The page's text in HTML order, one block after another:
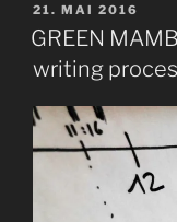
VERÖFFENTLICHT
AM
21. MAI 2016
GREEN
writing